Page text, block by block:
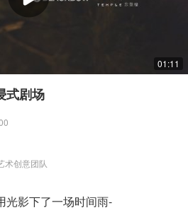
01:11
式剧场
术创意团队
光影下了一场时间雨-